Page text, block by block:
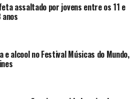
assaltado por jovens entre os 11 e
anos
e alcool no Festival Músicas do Mundo,